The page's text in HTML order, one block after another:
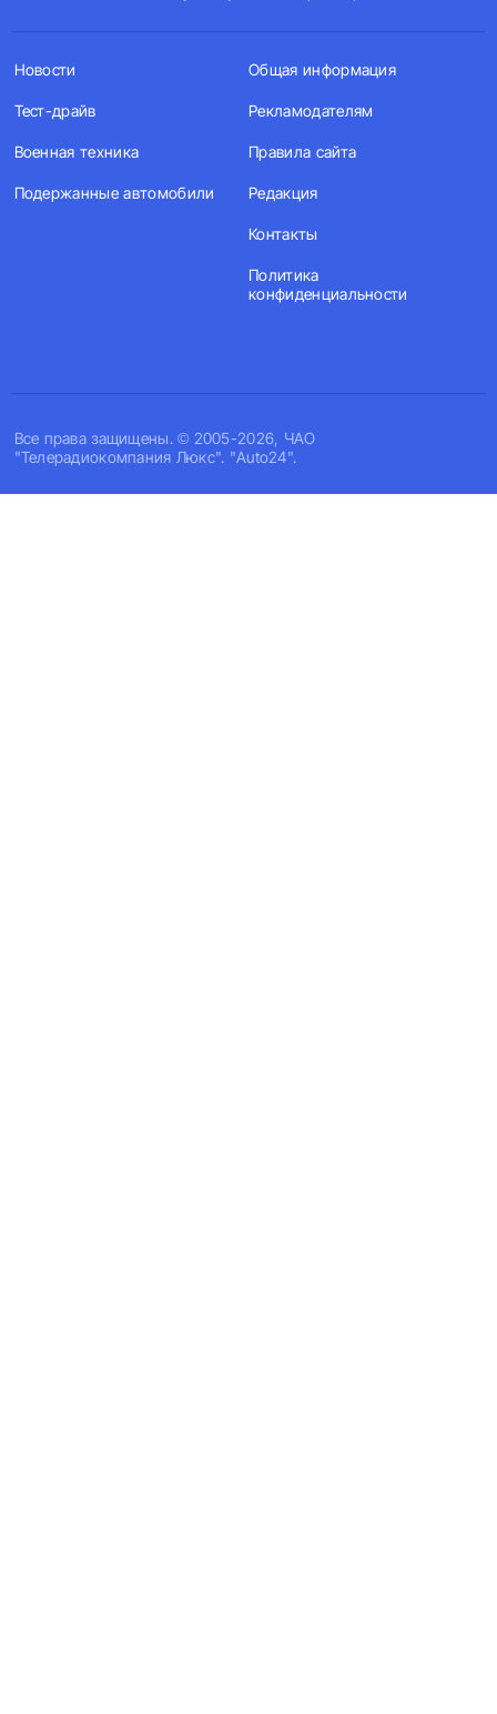
Все права защищены. © 2005-2026, ЧАО
"Телерадиокомпания Люкс". "Auto24".
Новости
Тест-драйв
Военная техника
Подержанные автомобили
Общая информация
Рекламодателям
Правила сайта
Редакция
Контакты
Политика
конфиденциальности